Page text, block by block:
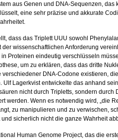
aus Genen und DNA-Sequenzen, das
eine sehr präzise und akkurate
dass das Triplett UUU sowohl
der wissenschaftlichen Anforderung
Proteinen eindeutig verschlüsseln
um zu erklären, dass das dritte
DNA-Codone existieren,
Lagerkvist entwickelte das anhand
nicht durch Tripletts, sondern durch
werden. Wenn es notwendig wird, „die
zu manipulieren und zu verwischen,
sicherlich nicht die ganze Wahrheit
Human Genome Project, das die